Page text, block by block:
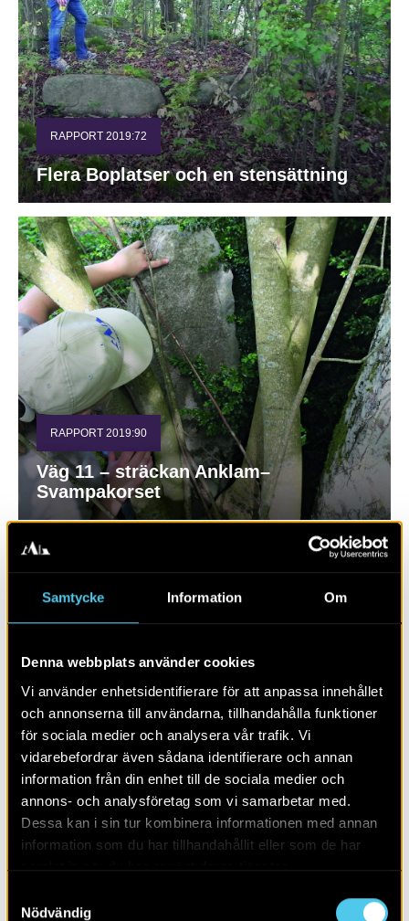
Samtycke Information Om
Denna webbplats använder cookies
Vi använder enhetsidentifierare för att anpassa innehållet
och annonserna till användarna, tillhandahålla funktioner
för sociala medier och analysera vår trafik. Vi
vidarebefordrar även sådana identifierare och annan
information från din enhet till de sociala medier och
annons- och analysföretag som vi samarbetar med.
Dessa kan i sin tur kombinera informationen med annan
information som du har tillhandahållit eller som de har
Nödvändig
RAPPORT 2019:72
Flera Boplatser och en stensättning
RAPPORT 2019:90
Väg 11 – sträckan Anklam–
Svampakorset
RAPPORT 2019:10
Bytomt och boplats i Fjelie